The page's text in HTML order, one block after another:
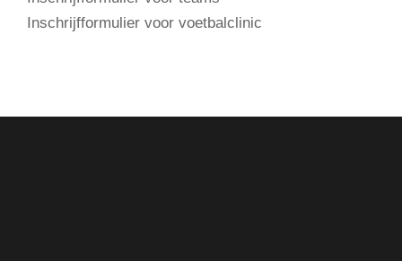
Inschrijfformulier voor voetbalclinic